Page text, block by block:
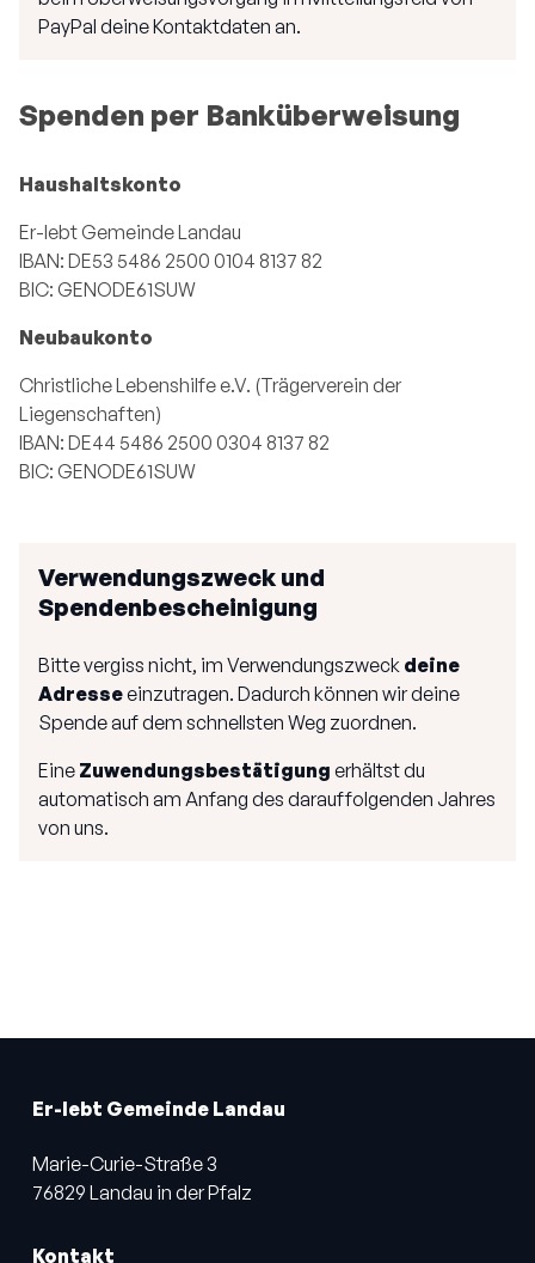
PayPal deine Kontaktdaten an.
Spenden per Banküberweisung
Haushaltskonto
Er-lebt Gemeinde Landau
IBAN: DE53 5486 2500 0104 8137 82
BIC: GENODE61SUW
Neubaukonto
Christliche Lebenshilfe e.V. (Trägerverein der
Liegenschaften)
IBAN: DE44 5486 2500 0304 8137 82
BIC: GENODE61SUW
Verwendungszweck und
Spendenbescheinigung
Bitte vergiss nicht, im Verwendungszweck deine
Adresseeinzutragen. Dadurch können wir deine
Spende auf dem schnellsten Weg zuordnen.
Eine Zuwendungsbestätigung erhältst du
automatisch am Anfang des darauffolgenden Jahres
von uns.
Er-lebt Gemeinde Landau
Marie-Curie-Straße 3
76829 Landau in der Pfalz
Kontakt